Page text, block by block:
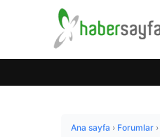
Ana sayfa › Forumlar ›